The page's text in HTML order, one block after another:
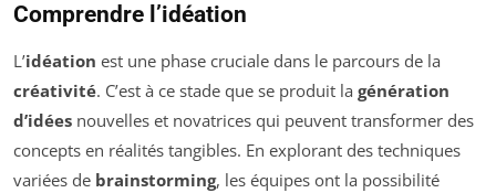
Comprendre l’idéation
L’idéation est une phase cruciale dans le parcours de la
créativité. C’est à ce stade que se produit la génération
d’idées nouvelles et novatrices qui peuvent transformer des
concepts en réalités tangibles. En explorant des techniques
variées de brainstorming, les équipes ont la possibilité